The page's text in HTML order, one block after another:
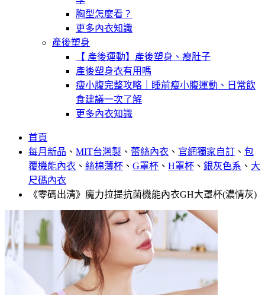
胸型怎麼看？
更多內衣知識
產後塑身
【 產後運動】產後塑身、瘦肚子
產後塑身衣有用嗎
瘦小腹完整攻略｜睡前瘦小腹運動、日常飲
食建議一次了解
更多內衣知識
首頁
每月新品 、 MIT台灣製 、 蕾絲內衣 、 官網獨家自訂 、 包
覆機能內衣 、 絲棉薄杯 、 G罩杯 、 H罩杯 、 銀灰色系 、 大
尺碼內衣
《零碼出清》魔力拉提抗菌機能內衣GH大罩杯(濃情灰)